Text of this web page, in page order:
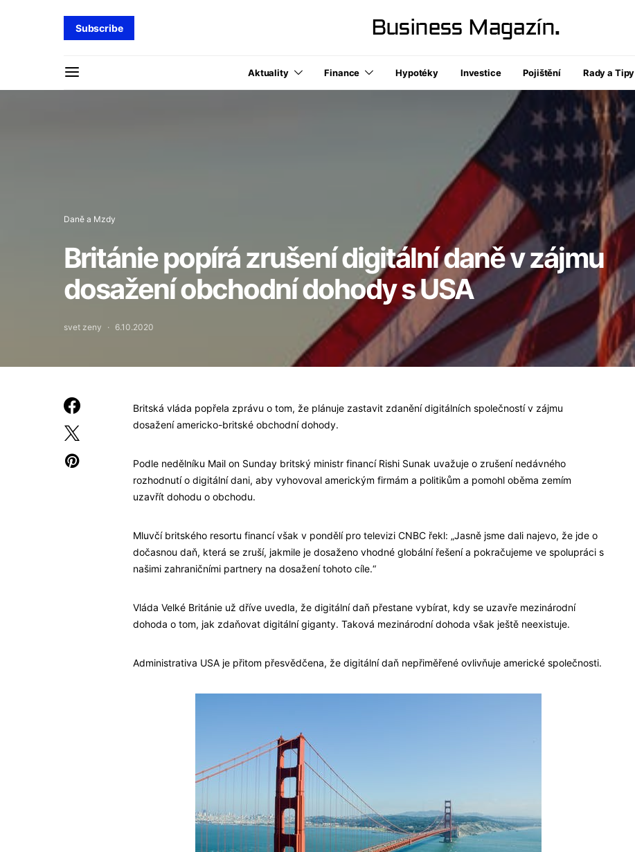
Subscribe Business Magazín.
Aktuality Finance Hypotéky Investice Pojištění Rady a Tipy
Daně a Mzdy
Británie popírá zrušení digitální daně v zájmu
dosažení obchodní dohody s USA
svet zeny 6.10.2020
Britská vláda popřela zprávu o tom, že plánuje zastavit zdanění digitálních společností v zájmu
dosažení americko-britské obchodní dohody.
Podle nedělníku Mail on Sunday britský ministr financí Rishi Sunak uvažuje o zrušení nedávného
rozhodnutí o digitální dani, aby vyhovoval americkým firmám a politikům a pomohl oběma zemím
uzavřít dohodu o obchodu.
Mluvčí britského resortu financí však v pondělí pro televizi CNBC řekl: „Jasně jsme dali najevo, že jde o
dočasnou daň, která se zruší, jakmile je dosaženo vhodné globální řešení a pokračujeme ve spolupráci s
našimi zahraničními partnery na dosažení tohoto cíle.“
Vláda Velké Británie už dříve uvedla, že digitální daň přestane vybírat, kdy se uzavře mezinárodní
dohoda o tom, jak zdaňovat digitální giganty. Taková mezinárodní dohoda však ještě neexistuje.
Administrativa USA je přitom přesvědčena, že digitální daň nepřiměřené ovlivňuje americké společnosti.